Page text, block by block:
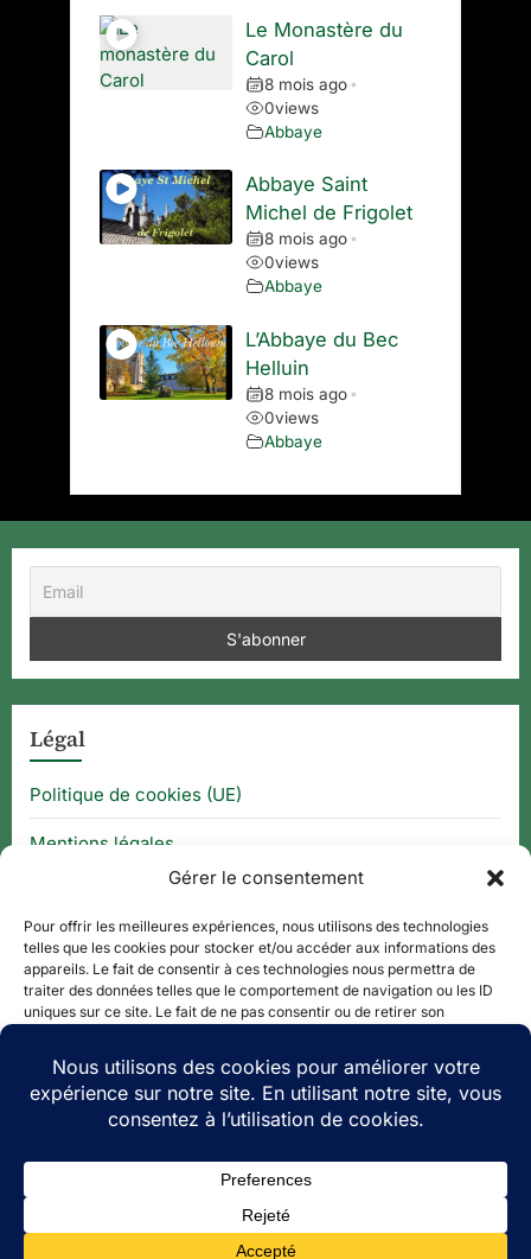
Gérer le consentement
Pour offrir les meilleures expériences, nous utilisons des technologies
telles que les cookies pour stocker et/ou accéder aux informations des
appareils. Le fait de consentir à ces technologies nous permettra de
traiter des données telles que le comportement de navigation ou les ID
uniques sur ce site. Le fait de ne pas consentir ou de retirer son
Accepter
Refuser
Voir les préférences
Le Monastère du
Carol
8 mois ago •
0views
Abbaye
Abbaye Saint
Michel de Frigolet
8 mois ago •
0views
Abbaye
L’Abbaye du Bec
Helluin
8 mois ago •
0views
Abbaye
Légal
Politique de cookies (UE)
Mentions légales
Thématique
QUE FAIRE À ?
Copyright © 2026 Le Tourisme Revisité.